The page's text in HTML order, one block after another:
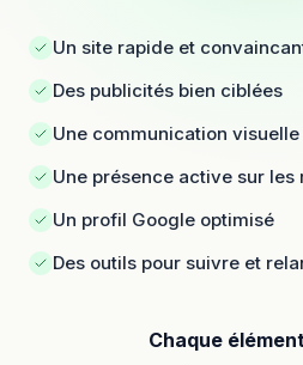
Un site rapide et
Des publicités bien ciblées
Une communication
Une présence active sur les
Un profil Google optimisé
Des outils pour suivre et
Chaque